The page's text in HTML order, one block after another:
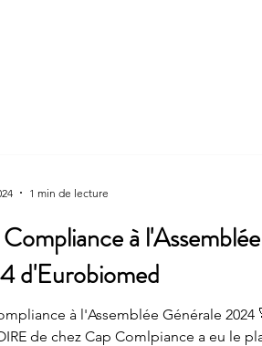
à
d'Eurobiomed
à l'Assemblée Générale 2024 🚀 Raphael
le plaisir de participer
1 min de lecture